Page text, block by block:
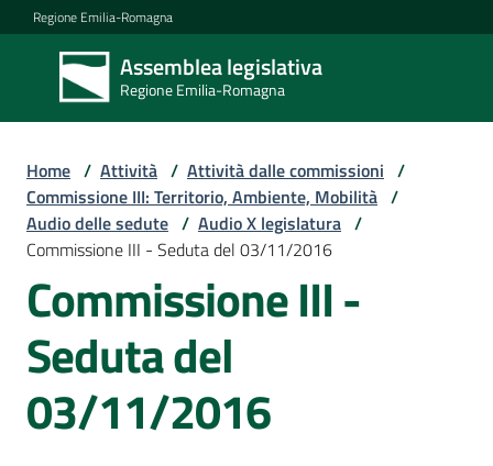
Vai al contenuto
Vai alla navigazione
Vai al footer
Regione Emilia-Romagna
Assemblea legislativa
Regione Emilia-Romagna
Assemblea
legislativa
Regione Emilia-
Assemblea
Attività
Argomenti
Home / Attività / Attività dalle commissioni /
Commissione III: Territorio, Ambiente, Mobilità /
Audio delle sedute / Audio X legislatura /
Commissione III - Seduta del 03/11/2016
Commissione III -
Seduta del
03/11/2016